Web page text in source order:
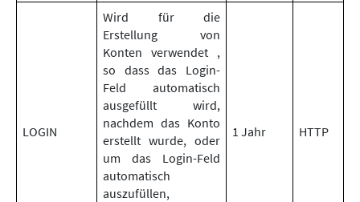
LOGIN
Wird für die
Erstellung von
Konten verwendet ,
so dass das Login-
Feld automatisch
ausgefüllt wird,
nachdem das Konto
erstellt wurde, oder
um das Login-Feld
automatisch
auszufüllen,
1 Jahr HTTP